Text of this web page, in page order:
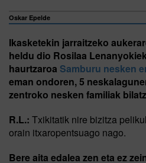
Oskar Epelde
Ikasketekin jarraitzeko
heldu dio Rosilaa
haurtzaroa Samburu nesken
eman ondoren, 5
zentroko nesken familiak
R.L.: Txikitatik nire bizitza
orain itxaropentsuago nago.
Bere aita edalea zen eta ez